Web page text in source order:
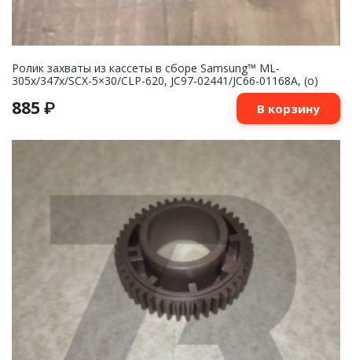
Ролик захваты из кассеты в сборе Samsung™ ML-
305x/347x/SCX-5×30/CLP-620, JC97-02441/JC66-01168A, (o)
885 ₽ В корзину